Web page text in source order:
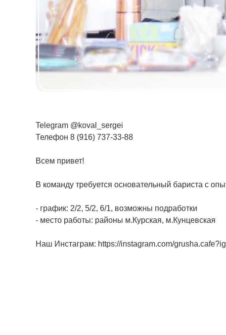
Telegram @koval_sergei
Телефон 8 (916) 737-33-88
Всем привет!
В команду требуется основательный бариста с
- график: 2/2, 5/2, 6/1, возможны подработки
- место работы: районы м.Курская, м.Кунцевская
Наш Инстаграм: https://instagram.com/